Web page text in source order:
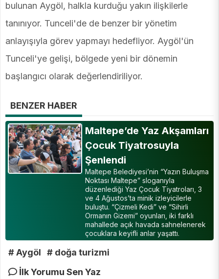
bulunan Aygöl, halkla kurduğu yakın ilişkilerle
tanınıyor. Tunceli'de de benzer bir yönetim
anlayışıyla görev yapmayı hedefliyor. Aygöl'ün
Tunceli'ye gelişi, bölgede yeni bir dönemin
başlangıcı olarak değerlendiriliyor.
BENZER HABER
Maltepe’de Yaz Akşamları
Çocuk Tiyatrosuyla
Şenlendi
Maltepe Belediyesi’nin “Yazın Buluşma
Noktası Maltepe” sloganıyla
düzenlediği Yaz Çocuk Tiyatroları, 3
ve 4 Ağustos’ta minik izleyicilerle
buluştu. “Çizmeli Kedi” ve “Sihirli
Ormanın Gizemi” oyunları, iki farklı
mahallede açık havada sahnelenerek
çocuklara keyifli anlar yaşattı.
# Aygöl
# doğa turizmi
İlk Yorumu Sen Yaz